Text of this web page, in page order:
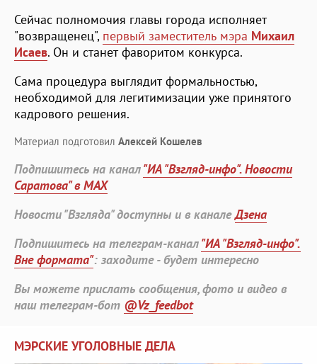
Сейчас полномочия главы города исполняет
"возвращенец", первый заместитель мэра Михаил
Исаев. Он и станет фаворитом конкурса.
Сама процедура выглядит формальностью,
необходимой для легитимизации уже принятого
кадрового решения.
Материал подготовил Алексей Кошелев
Подпишитесь на канал"ИА "Взгляд-инфо". Новости
Саратова" в MAX
Новости "Взгляда" доступны и в каналеДзена
Подпишитесь на телеграм-канал"ИА "Взгляд-инфо".
Вне формата": заходите - будет интересно
Вы можете прислать сообщения, фото и видео в
наш телеграм-бот @Vz_feedbot
МЭРСКИЕ УГОЛОВНЫЕ ДЕЛА